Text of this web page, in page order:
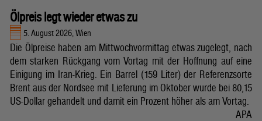
Ölpreis legt wieder etwas zu
5. August 2026, Wien
Die Ölpreise haben am Mittwochvormittag etwas zugelegt, nach
dem starken Rückgang vom Vortag mit der Hoffnung auf eine
Einigung im Iran-Krieg. Ein Barrel (159 Liter) der Referenzsorte
Brent aus der Nordsee mit Lieferung im Oktober wurde bei 80,15
US-Dollar gehandelt und damit ein Prozent höher als am Vortag.
APA